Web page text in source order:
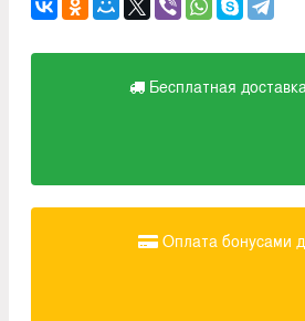
Бесплатная
Оплата бонусами